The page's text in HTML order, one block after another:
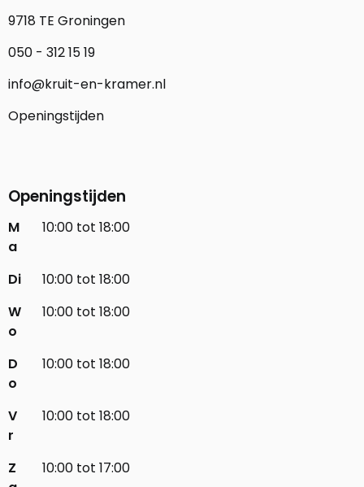
9718 TE Groningen
050 - 312 15 19
info@kruit-en-kramer.nl
Openingstijden
Openingstijden
M
a
10:00 tot 18:00
Di
10:00 tot 18:00
W
o
10:00 tot 18:00
D
o
10:00 tot 18:00
V
r
10:00 tot 18:00
Z
10:00 tot 17:00